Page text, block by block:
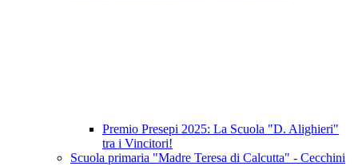
Premio Presepi 2025: La Scuola "D. Alighieri"
tra i Vincitori!
Scuola primaria "Madre Teresa di Calcutta" - Cecchini